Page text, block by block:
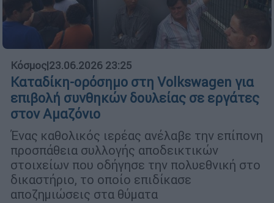
Κόσμος|23.06.2026 23:25
Καταδίκη-ορόσημο στη Volkswagen για
επιβολή συνθηκών δουλείας σε εργάτες
στον Αμαζόνιο
Ένας καθολικός ιερέας ανέλαβε την επίπονη
προσπάθεια συλλογής αποδεικτικών
στοιχείων που οδήγησε την πολυεθνική στο
δικαστήριο, το οποίο επιδίκασε
αποζημιώσεις στα θύματα